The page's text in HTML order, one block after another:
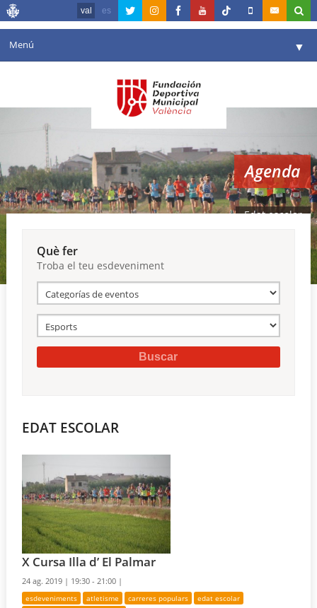
val es
Menú ▼
Agenda
Instal·lacions
Comunicació ▼
València en esport ▼
Reserves
Agenda
Edat escolar
Què fer
Troba el teu esdeveniment
EDAT ESCOLAR
X Cursa Illa d’ El Palmar
24 ag. 2019 | 19:30 - 21:00 |
esdeveniments atletisme carreres populars
edat escolar